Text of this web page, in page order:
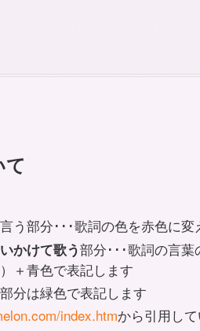
言う部分･･･歌詞の色を赤色に変
かけて歌う部分･･･歌詞の言
＋青色で表記します
分は緑色で表記します
index.htmから引用して